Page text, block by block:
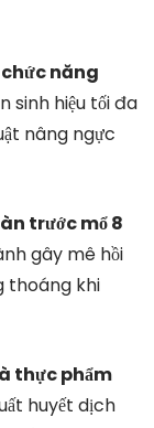
năng
sinh hiệu tối đa
nâng ngực
trước mổ 8
gây mê hồi
thoáng khi
thực phẩm
huyết dịch